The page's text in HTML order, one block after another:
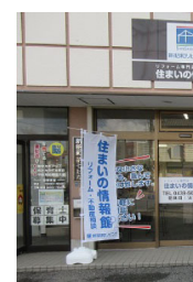
エ
リ
ア
の
不
動
産、
リ
フ
ォ
ー
ム
情
報